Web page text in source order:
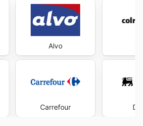
Alvo
Carrefour